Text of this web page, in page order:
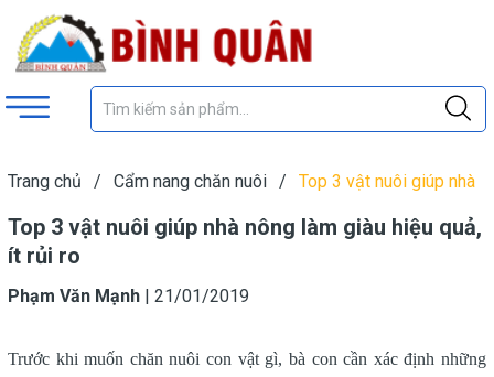
Trang chủ / Cẩm nang chăn nuôi /
Top 3 vật nuôi giúp nhà
Top 3 vật nuôi giúp nhà nông làm giàu hiệu quả,
ít rủi ro
Phạm Văn Mạnh | 21/01/2019
Trước khi muốn chăn nuôi con vật gì, bà con cần xác định những